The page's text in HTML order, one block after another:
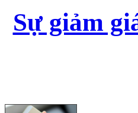
Sự giảm